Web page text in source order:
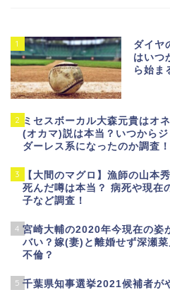
1
ダイヤ
はいつ
ら始ま
2 ミセスボーカル大森元貴はオ
(オカマ)説は本当？いつからジ
ダーレス系になったのか調査！
3
【大間のマグロ】漁師の山本
死んだ噂は本当？ 病死や現在
子など調査！
4 宮崎大輔の2020年今現在の姿
バい？嫁(妻)と離婚せず深瀬菜
不倫？
5 千葉県知事選挙2021候補者が